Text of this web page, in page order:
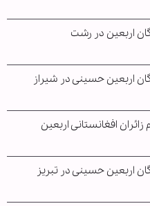
اربعین در رشت
اربعین حسینی در شیراز
زائران افغانستانی اربعین
اربعین حسینی در تبریز